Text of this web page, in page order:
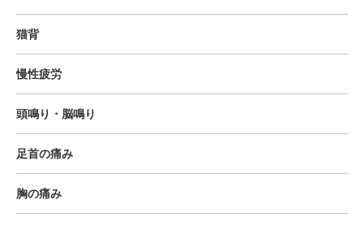
猫背
慢性疲労
頭鳴り・脳鳴り
足首の痛み
胸の痛み